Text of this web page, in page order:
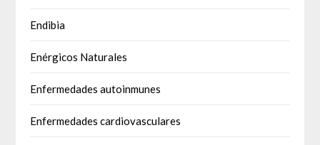
Endibia
Enérgicos Naturales
Enfermedades autoinmunes
Enfermedades cardiovasculares